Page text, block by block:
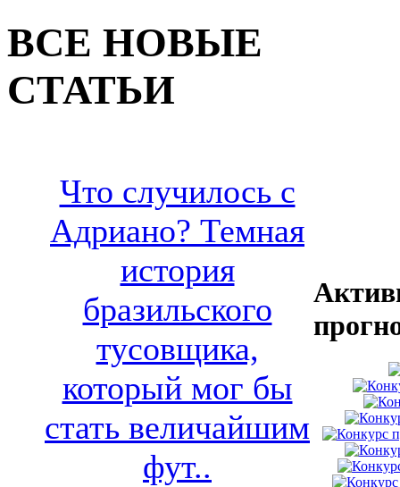
ВСЕ НОВЫЕ
СТАТЬИ
Что случилось с
Адриано? Темная
история
бразильского
тусовщика,
который мог бы
стать величайшим
фут..